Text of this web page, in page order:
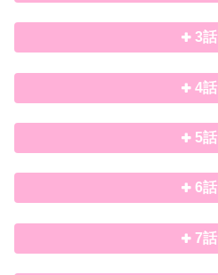
3話
4話
5話
6話
7話